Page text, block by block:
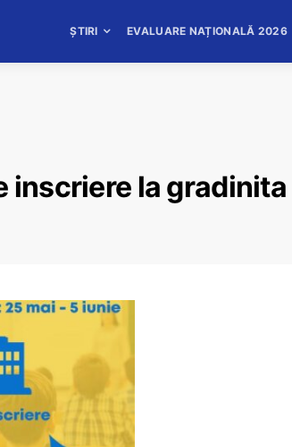
ȘTIRI EVALUARE NAȚIONALĂ 2026
inscriere la gradinita